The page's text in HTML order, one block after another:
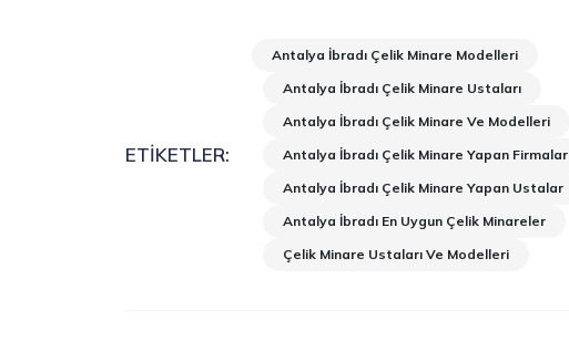
ETIKETLER:
Antalya İbradı Çelik Minare Modelleri
Antalya İbradı Çelik Minare Ustaları
Antalya İbradı Çelik Minare Ve Modelleri
Antalya İbradı Çelik Minare Yapan Firmalar
Antalya İbradı Çelik Minare Yapan Ustalar
Antalya İbradı En Uygun Çelik Minareler
Çelik Minare Ustaları Ve Modelleri